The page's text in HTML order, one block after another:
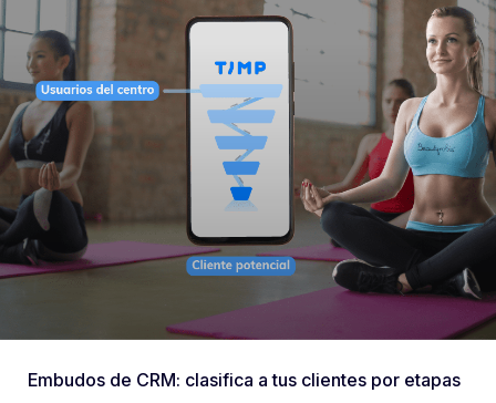
Embudos de CRM: clasifica a tus clientes por etapas